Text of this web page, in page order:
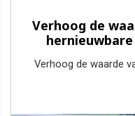
Verhoog de
Verhoog de waarde